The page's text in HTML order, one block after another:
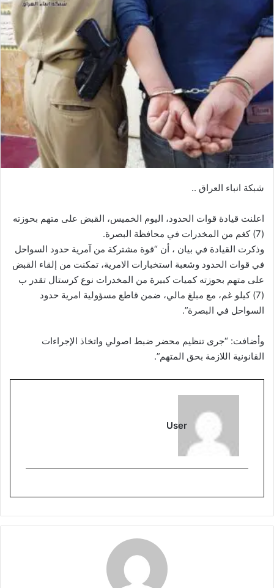
شبكة انباء العراق ..
اعلنت قيادة قوات الحدود، اليوم الخميس، القبض على متهم بحوزته
(7) كغم من المخدرات في محافظة البصرة.
وذكرت القيادة في بيان ، أن “قوة مشتركة من آمرية حدود السواحل
في قوات الحدود وشعبة استخبارات الامرية، تمكنت من إلقاء القبض
على متهم بحوزته كميات كبيرة من المخدرات نوع كرستال تقدر ب
(7) كيلو غم، مع مبلغ مالي، ضمن قاطع مسؤولية امرية حدود
السواحل في البصرة”.
وأضافت: “جرى تنظيم محضر ضبط اصولي واتخاذ الإجراءات
القانونية اللازمة بحق المتهم”.
User